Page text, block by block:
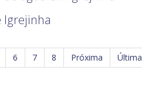
Igrejinha
6 7 8 Próxima Última